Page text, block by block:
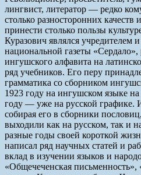
лингвист, литератор — редко
столько разносторонних качеств
принести столько пользы
Куразович являлся учредителем
национальной газеты «Сердало»,
ингушского алфавита на
ряд учебников. Его перу
грамматика со сборником
1923 году на ингушском языке
году — уже на русской графике.
собирая его в сборники
выходили как на русском, так и
разные годы своей короткой
написал ряд научных статей и
вклад в изучении языков и
«Общечеченская